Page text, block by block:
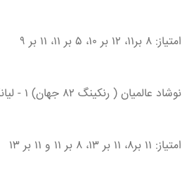
امتیاز: ۸ بر۱۱، ۱۲ بر ۱۰، ۵ بر ۱۱، ۱۱ بر ۹
نوشاد عالمیان ( رنکینگ ۸۲ جهان) ۱ - لیانگ ( رنکینگ ۷ جهان) ۳
امتیاز: ۱۱ بر۸، ۱۱ بر ۱۳، ۸ بر ۱۱ و ۱۱ بر ۱۳